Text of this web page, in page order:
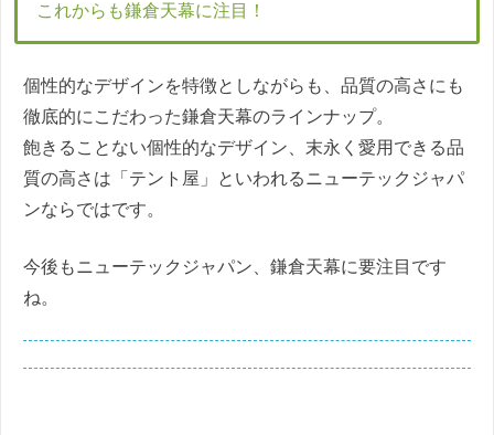
これからも鎌倉天幕に注目！
個性的なデザインを特徴としながらも、品質の高さにも
徹底的にこだわった鎌倉天幕のラインナップ。
飽きることない個性的なデザイン、末永く愛用できる品
質の高さは「テント屋」といわれるニューテックジャパ
ンならではです。
今後もニューテックジャパン、鎌倉天幕に要注目です
ね。